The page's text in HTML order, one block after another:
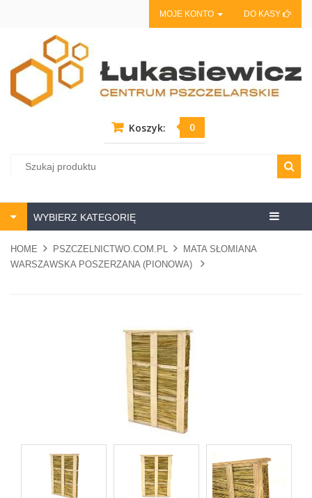
MOJE KONTO DO KASY
Koszyk: 0
Centrum
WYBIERZ KATEGORIĘ
HOME PSZCZELNICTWO.COM.PL
MATA SŁOMIANA
WARSZAWSKA POSZERZANA (PIONOWA)